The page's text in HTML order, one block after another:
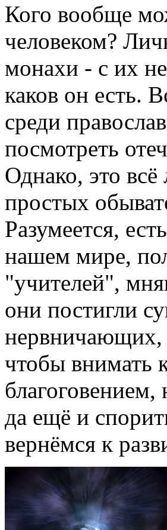
Кого вообще
человеком?
монахи - с их
каков он есть.
среди
посмотреть
Однако, это
простых
Разумеется,
нашем мире,
"учителей",
они постигли
нервничающих,
чтобы внимать
да ещё и
вернёмся к